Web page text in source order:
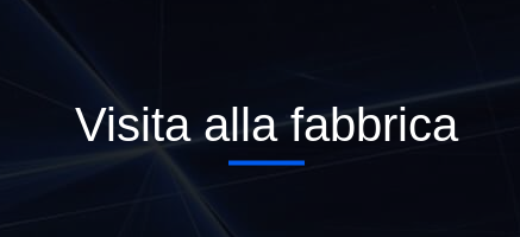
Visita alla fabbrica